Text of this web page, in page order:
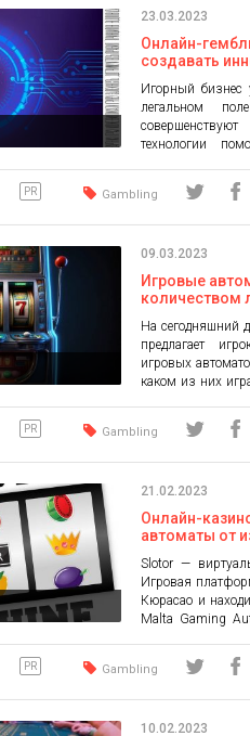
23.03.2023
Онлайн-
создавать
Игорный бизнес
легальном
технологии
развлечений, а
Гемблинг
украинского
Космолот с
механизмов […]
PR Gambling
09.03.2023
Игровые
количеством
На сегодняшний
предлагает
игровых
каком из них
барабан и
комбинации и
PR Gambling
21.02.2023
Онлайн-
автоматы от
Slotor —
Игровая
Кюрасао и
Malta Gaming
прозрачности
вывода
огромное
PR Gambling
10.02.2023